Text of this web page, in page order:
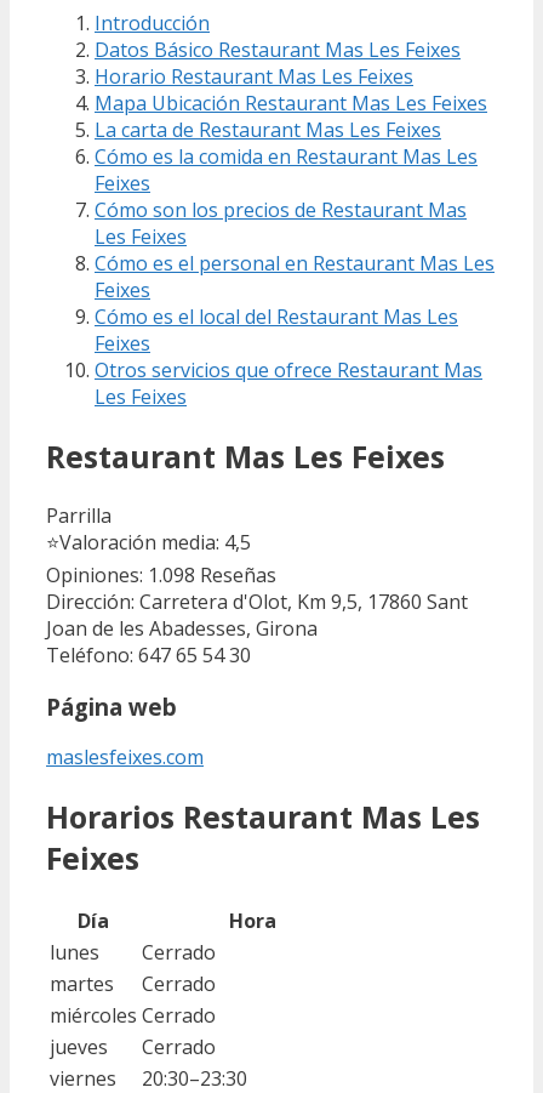
Introducción
Datos Básico Restaurant Mas Les Feixes
Horario Restaurant Mas Les Feixes
Mapa Ubicación Restaurant Mas Les Feixes
La carta de Restaurant Mas Les Feixes
Cómo es la comida en Restaurant Mas Les
Feixes
Cómo son los precios de Restaurant Mas
Les Feixes
Cómo es el personal en Restaurant Mas Les
Feixes
Cómo es el local del Restaurant Mas Les
Feixes
Otros servicios que ofrece Restaurant Mas
Les Feixes
Restaurant Mas Les Feixes
Parrilla
⭐Valoración media: 4,5
Opiniones: 1.098 Reseñas
Dirección: Carretera d'Olot, Km 9,5, 17860 Sant
Joan de les Abadesses, Girona
Teléfono: 647 65 54 30
Página web
maslesfeixes.com
Horarios Restaurant Mas Les
Feixes
Día
Hora
lunes
Cerrado
martes
Cerrado
miércoles Cerrado
jueves
Cerrado
viernes
20:30–23:30